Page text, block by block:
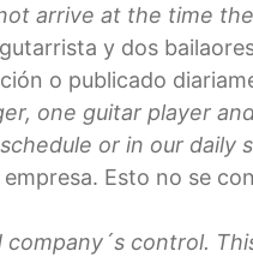
arrive at the time
y dos
o publicado
one guitar player
or in our daily
Esto no se
control.